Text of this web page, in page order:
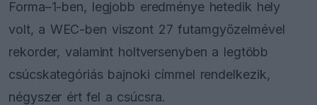
Forma–1-ben, legjobb eredménye hetedik hely
volt, a WEC-ben viszont 27 futamgyőzelmével
rekorder, valamint holtversenyben a legtöbb
csúcskategóriás bajnoki címmel rendelkezik,
négyszer ért fel a csúcsra.